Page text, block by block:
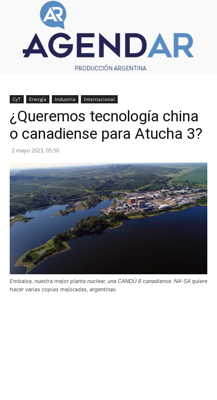
CyT Energía Industria Internacional
¿Queremos tecnología china
o canadiense para Atucha 3?
2 mayo 2023, 05:50
Embalse, nuestra mejor planta nuclear, una CANDÚ 6 canadiense. NA-SA quiere
hacer varias copias mejoradas, argentinas.